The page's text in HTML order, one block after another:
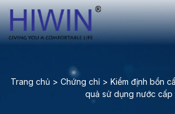
Trang chủ > Chứng chỉ > Kiểm định bồn
quả sử dụng nước cấp